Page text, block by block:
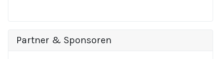
Partner & Sponsoren